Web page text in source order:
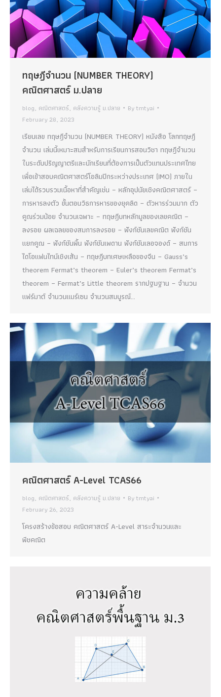
ทฤษฎีจำนวน (NUMBER THEORY)
คณิตศาสตร์ ม.ปลาย
blog, คณิตศาสตร์, คลังความรู้ ม.ปลาย Bytmtyai
February 28, 2023
เรียนเลข ทฤษฎีจำนวน (NUMBER THEORY) หนังสือ โลกทฤษฎี
จำนวน เล่มนี้เหมาะสมสำหรับการเรียนการสอนวิชา ทฤษฎีจำนวน
ในระดับปริญญาตรีและนักเรียนที่ต้องการเป็นตัวแทนประเทศไทย
เพื่อเข้าสอบคณิตศาสตร์โอลิมปิกระหว่างประเทศ (IMO) ภายใน
เล่มได้รวบรวมเนื้อหาที่สำคัญเช่น – หลักอุปนัยเชิงคณิตศาสตร์ –
การหารลงตัว ขั้นตอนวิธการหารของยุคลิด – ตัวหารร่วมมาก ตัว
คูณร่วมน้อย จำนวนเฉพาะ – ทฤษฎีบทหลักมูลของเลขคณิต –
ลงรอย ผลเฉลยของสมการลงรอย – ฟังก์ชันเลขคณิต ฟังก์ชัน
แยกคูณ – ฟังก์ชันพื้น ฟังก์ชันเพดาน ฟังก์ชันเลอจองด์ – สมการ
ไดโอแฟนไทน์เชิงเส้น – ทฤษฎีบทเศษเหลือของจีน – Gauss’s
theorem Fermat’s theorem – Euler’s theorem Fermat’s
theorem – Fermat’s Little theorem รากปฐมฐาน – จำนวน
แฟร์มาต์ จำนวนแมร์เซน จำนวนสมบูรณ์…
คณิตศาสตร์ A-Level TCAS66
blog, คณิตศาสตร์, คลังความรู้ ม.ปลาย Bytmtyai
February 26, 2023
โครงสร้างข้อสอบ คณิตศาสตร์ A-Level สาระจำนวนและ
พีชคณิต